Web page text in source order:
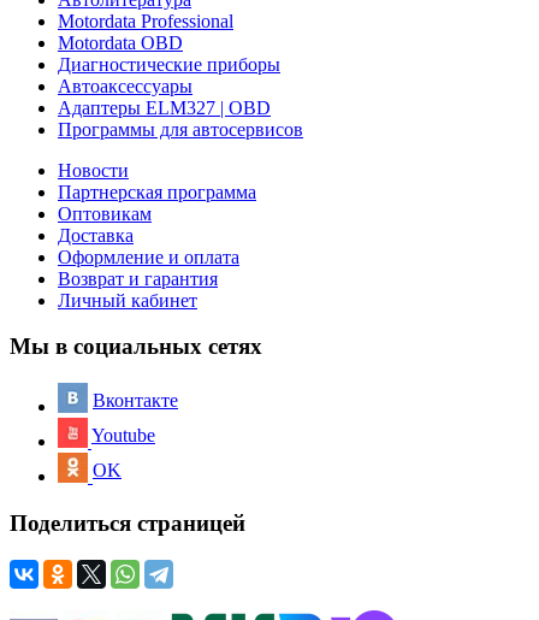
Motordata Professional
Motordata OBD
Диагностические приборы
Автоаксессуары
Адаптеры ELM327 | OBD
Программы для автосервисов
Новости
Партнерская программа
Оптовикам
Доставка
Оформление и оплата
Возврат и гарантия
Личный кабинет
Мы в социальных сетях
Вконтакте
Youtube
OK
Поделиться страницей